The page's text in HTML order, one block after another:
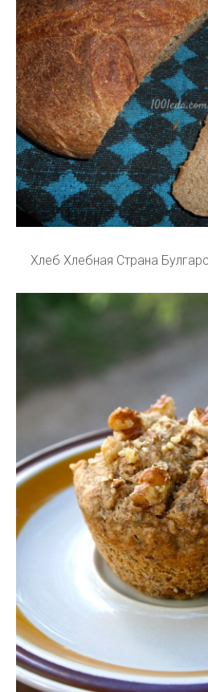
Хлеб Хлебная Страна